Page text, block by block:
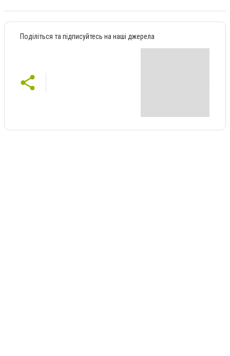
Поділіться та підписуйтесь на наші джерела